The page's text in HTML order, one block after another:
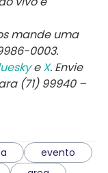
mande uma
0003.
eX. Envie
(71) 99940 –
evento